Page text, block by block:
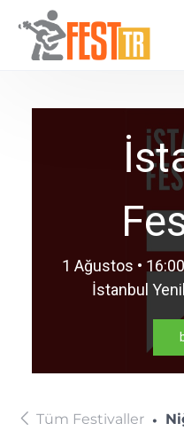
Ana içeriğe atla
1 Ağustos •
İstanbul
Tüm Festivaller